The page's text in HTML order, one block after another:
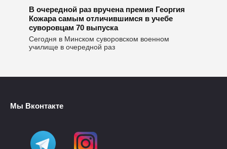
В очередной раз вручена премия Георгия
Кожара самым отличившимся в учебе
суворовцам 70 выпуска
Сегодня в Минском суворовском военном
училище в очередной раз
Мы Вконтакте